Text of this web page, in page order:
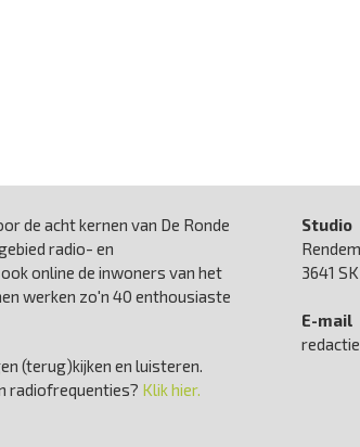
de acht kernen van De Ronde
radio- en
online de inwoners van het
werken zo'n 40 enthousiaste
(terug)kijken en luisteren.
radiofrequenties? Klik hier.
Studio
3641
E-mail